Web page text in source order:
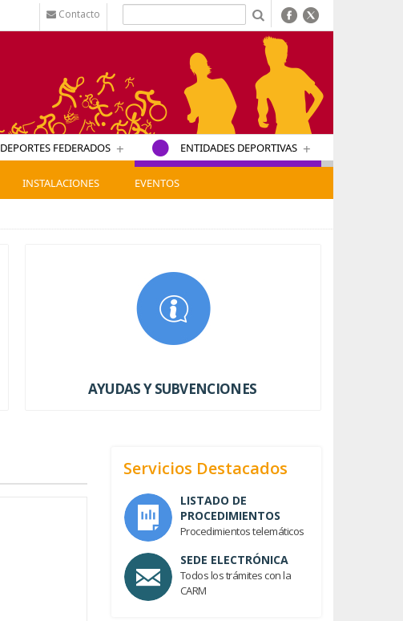
Contacto
DEPORTES FEDERADOS + ENTIDADES DEPORTIVAS +
INSTALACIONES EVENTOS
AYUDAS Y SUBVENCIONES
Servicios Destacados
LISTADO DE
PROCEDIMIENTOS
Procedimientos telemáticos
SEDE ELECTRÓNICA
Todos los trámites con la
CARM